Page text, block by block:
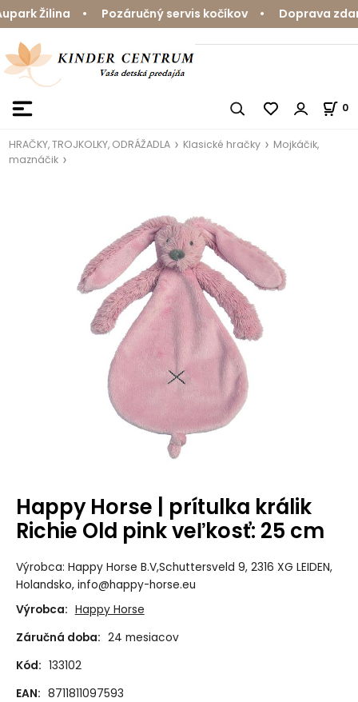
Žilina • Pozáručný servis kočíkov • Doprava
0
HRAČKY, TROJKOLKY, ODRÁŽADLA Klasické hračky
Mojkáčik,
maznáčik
Happy Horse | prítulka králik
Richie Old pink veľkosť: 25 cm
Výrobca: Happy Horse B.V,Schuttersveld 9, 2316 XG LEIDEN,
Holandsko, info@happy-horse.eu
Výrobca: Happy Horse
Záručná doba: 24 mesiacov
Kód: 133102
EAN: 8711811097593